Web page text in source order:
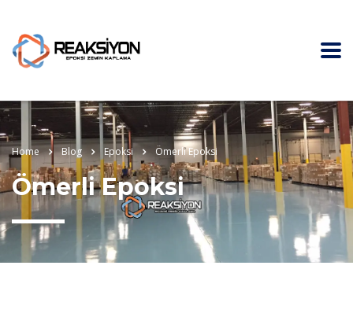
Home Blog Epoksi Ömerli Epoksi
Ömerli Epoksi